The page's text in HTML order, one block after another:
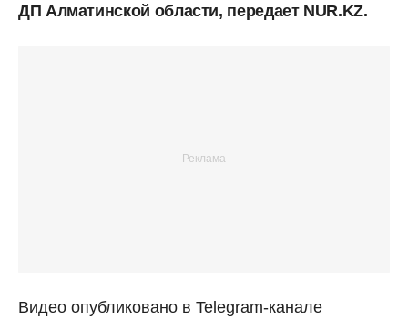
ДП Алматинской области, передает NUR.KZ.
Видео опубликовано в Telegram-канале